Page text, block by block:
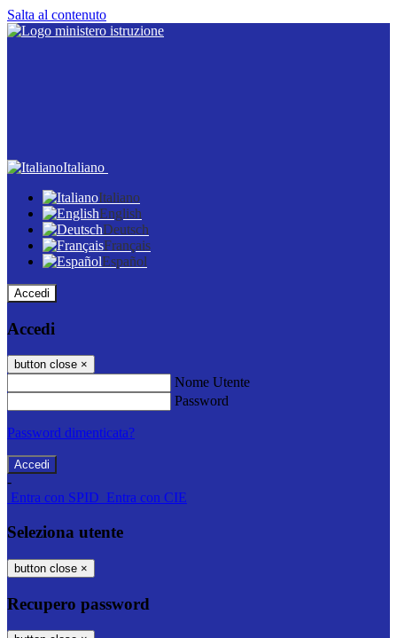
Salta al contenuto
Italiano
Italiano
English
Deutsch
Français
Español
Accedi
Accedi
button close ×
Nome Utente
Password
Password dimenticata?
-
Entra con SPID Entra con CIE
Seleziona utente
button close ×
Recupero password